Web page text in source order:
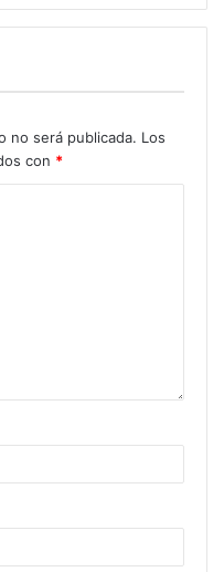
no será publicada. Los
con *